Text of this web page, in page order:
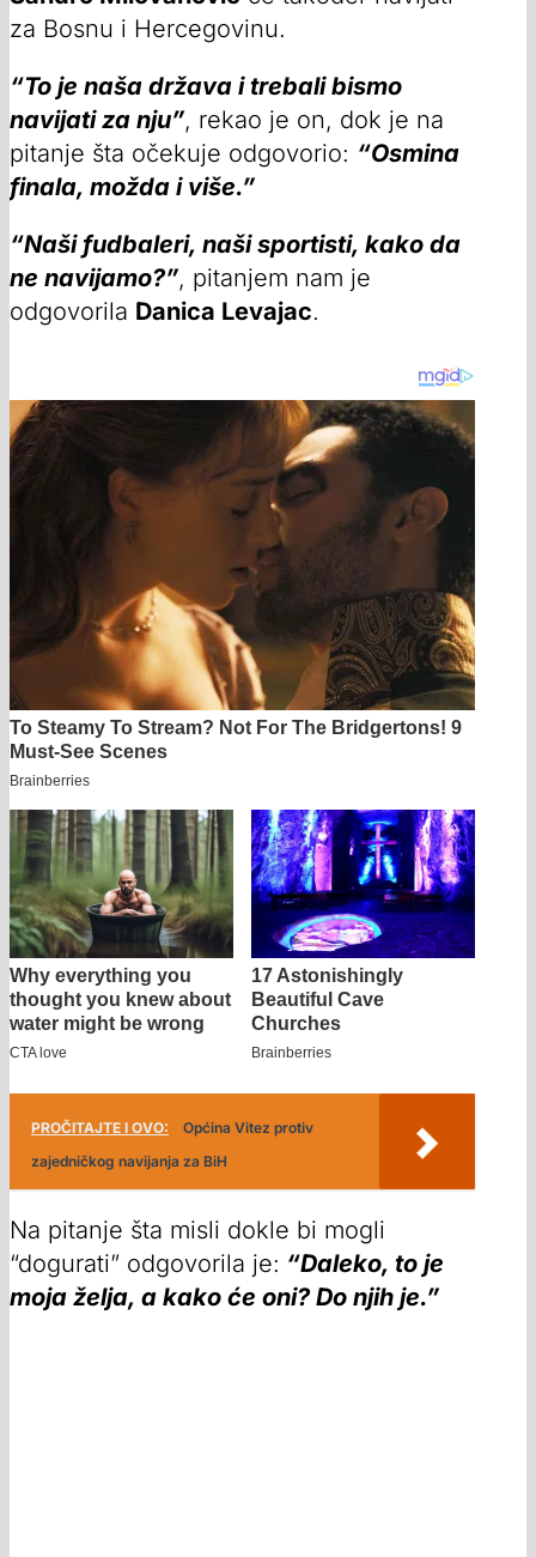
za Bosnu i Hercegovinu.
“To je naša država i trebali bismo
navijati za nju”, rekao je on, dok je na
pitanje šta očekuje odgovorio: “Osmina
finala, možda i više.”
“Naši fudbaleri, naši sportisti, kako da
ne navijamo?”, pitanjem nam je
odgovorila Danica Levajac.
PROČITAJTE I OVO:
Općina Vitez protiv
zajedničkog navijanja za BiH
Na pitanje šta misli dokle bi mogli
“dogurati” odgovorila je: “Daleko, to je
moja želja, a kako će oni? Do njih je.”